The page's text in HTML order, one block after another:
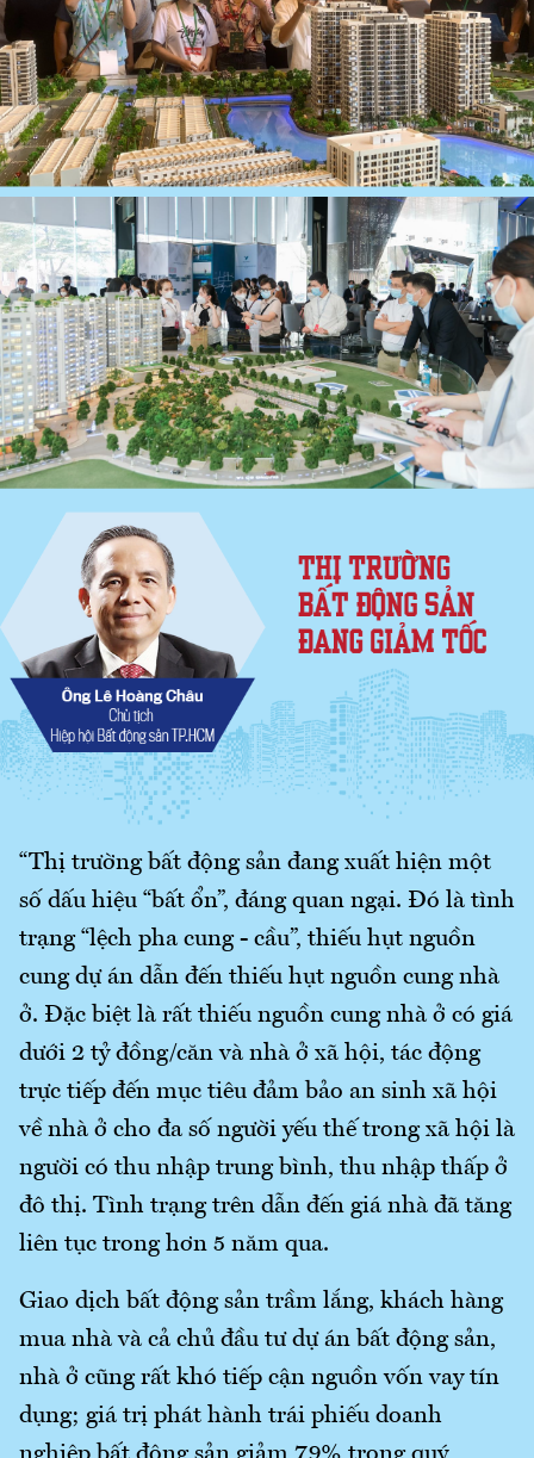
“Thị trường bất động sản đang xuất hiện một
số dấu hiệu “bất ổn”, đáng quan ngại. Đó là tình
trạng “lệch pha cung - cầu”, thiếu hụt nguồn
cung dự án dẫn đến thiếu hụt nguồn cung nhà
ở. Đặc biệt là rất thiếu nguồn cung nhà ở có giá
dưới 2 tỷ đồng/căn và nhà ở xã hội, tác động
trực tiếp đến mục tiêu đảm bảo an sinh xã hội
về nhà ở cho đa số người yếu thế trong xã hội là
người có thu nhập trung bình, thu nhập thấp ở
đô thị. Tình trạng trên dẫn đến giá nhà đã tăng
liên tục trong hơn 5 năm qua.
Giao dịch bất động sản trầm lắng, khách hàng
mua nhà và cả chủ đầu tư dự án bất động sản,
nhà ở cũng rất khó tiếp cận nguồn vốn vay tín
dụng; giá trị phát hành trái phiếu doanh